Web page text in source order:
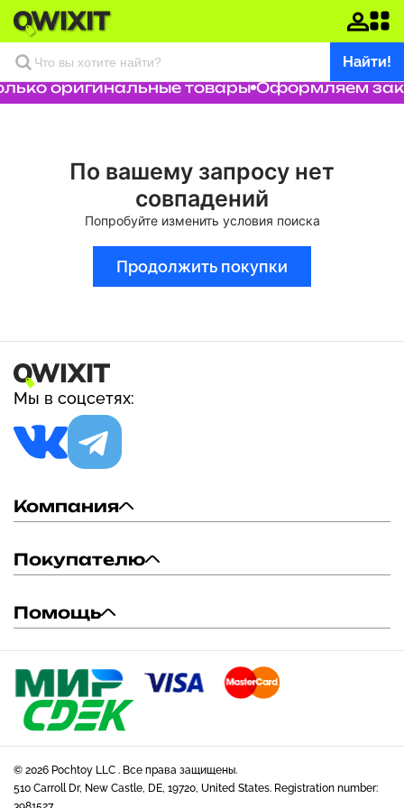
Найти!
оригинальные товары Оформляем
По вашему запросу нет
совпадений
Попробуйте изменить условия поиска
Продолжить покупки
Мы в соцсетях:
Компания
Покупателю
Помощь
© 2026 Pochtoy LLC . Все права защищены.
510 Carroll Dr, New Castle, DE, 19720, United States. Registration number: